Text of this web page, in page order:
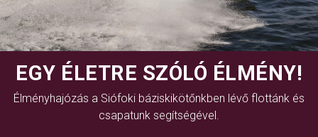
EGY ÉLETRE SZÓLÓ ÉLMÉNY!
Élményhajózás a Siófoki báziskikötőnkben lévő flottánk és
csapatunk segítségével.